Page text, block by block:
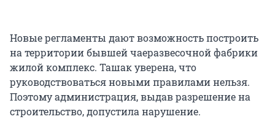
Новые регламенты дают возможность построить
на территории бывшей чаеразвесочной фабрики
жилой комплекс. Ташак уверена, что
руководствоваться новыми правилами нельзя.
Поэтому администрация, выдав разрешение на
строительство, допустила нарушение.